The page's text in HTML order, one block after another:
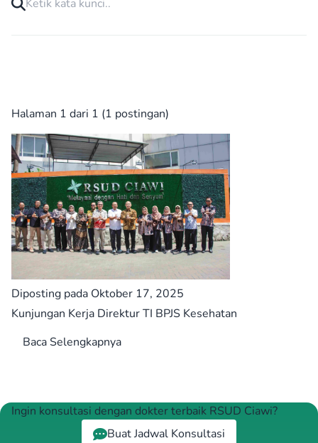
Halaman 1 dari 1 (1 postingan)
Diposting pada Oktober 17, 2025
Kunjungan Kerja Direktur TI BPJS Kesehatan
Baca Selengkapnya
Ingin konsultasi dengan dokter terbaik RSUD Ciawi?
Buat Jadwal Konsultasi